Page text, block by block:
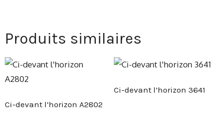
Produits similaires
Ci-devant l’horizon A2802
Ci-devant l’horizon 3641